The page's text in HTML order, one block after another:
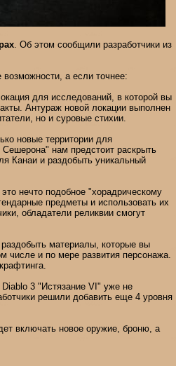
. Об этом сообщили разработчики из
а если точнее:
для исследований, в которой вы
Антураж новой локации выполнен
но и суровые стихии.
новые территории для
нам предстоит раскрыть
Канаи и раздобыть уникальный
нечто подобное "хорадрическому
предметы и использовать их
обладатели реликвии смогут
материалы, которые вы
числе и по мере развития персонажа.
3 "Истязание VI" уже не
решили добавить еще 4 уровня
включать новое оружие, броню, а